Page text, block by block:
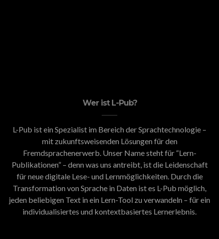
Wer ist L-Pub?
L-Pub ist ein Spezialist im Bereich der Sprachtechnologie –
mit zukunftsweisenden Lösungen für den
Fremdsprachenerwerb. Unser Name steht für “Lern-
Publikationen” – denn was uns antreibt, ist die Leidenschaft
für neue digitale Lese- und Lernmöglichkeiten. Durch die
Transformation von Sprache in Daten ist es L-Pub möglich,
jeden beliebigen Text in ein Lern-Tool zu verwandeln – für ein
individualisiertes und kontextbasiertes Lernerlebnis.